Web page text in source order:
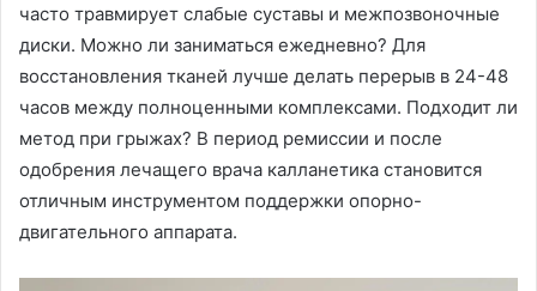
часто травмирует слабые суставы и межпозвоночные
диски. Можно ли заниматься ежедневно? Для
восстановления тканей лучше делать перерыв в 24-48
часов между полноценными комплексами. Подходит ли
метод при грыжах? В период ремиссии и после
одобрения лечащего врача калланетика становится
отличным инструментом поддержки опорно-
двигательного аппарата.